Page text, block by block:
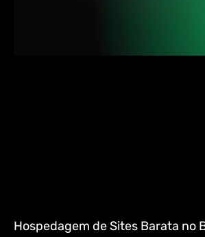
Hospedagem de Sites Barata no